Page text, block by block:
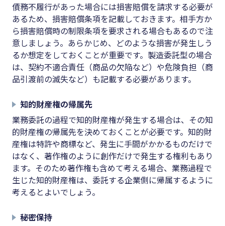
債務不履行があった場合には損害賠償を請求する必要が
あるため、損害賠償条項を記載しておきます。相手方か
ら損害賠償時の制限条項を要求される場合もあるので注
意しましょう。あらかじめ、どのような損害が発生しう
るか想定をしておくことが重要です。製造委託型の場合
は、契約不適合責任（商品の欠陥など）や危険負担（商
品引渡前の滅失など）も記載する必要があります。
知的財産権の帰属先
業務委託の過程で知的財産権が発生する場合は、その知
的財産権の帰属先を決めておくことが必要です。知的財
産権は特許や商標など、発生に手間がかかるものだけで
はなく、著作権のように創作だけで発生する権利もあり
ます。そのため著作権も含めて考える場合、業務過程で
生じた知的財産権は、委託する企業側に帰属するように
考えるとよいでしょう。
秘密保持